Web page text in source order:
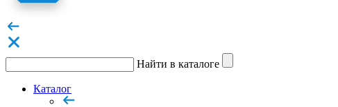
Найти в каталоге
Каталог